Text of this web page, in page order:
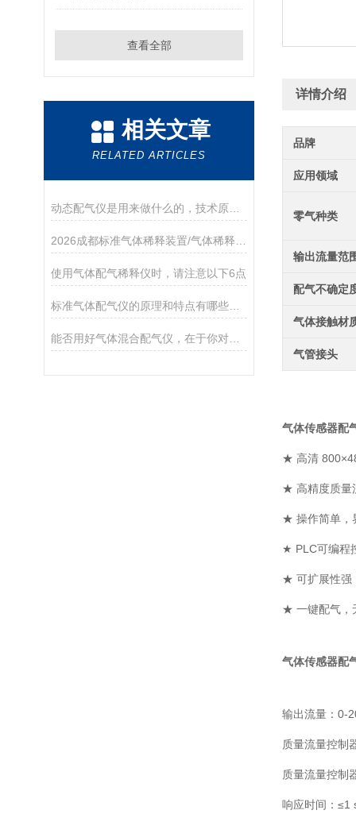
查看全部
相关文章
RELATED ARTICLES
动态配气仪是用来做什么的，技术原理是怎样的？
使用气体配气稀释仪时，请注意以下6点
标准气体配气仪的原理和特点有哪些呢？
能否用好气体混合配气仪，在于你对它的特点了解多少！
详情介绍
品牌
应用领域
零气种类
输出流量范
配气不确定
气体接触材
气管接头
气体传感器配
★ 高清
★ 高精度质量
★ 操作简单，
★ PLC可编程
★ 可扩展性强
★ 一键配气，
气体传感器配
输出流量：0-
质量流量控制
质量流量控制
响应时间：≤1